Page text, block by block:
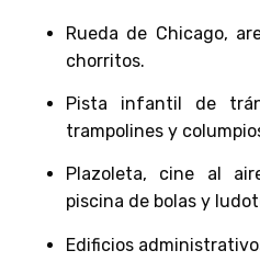
Rueda de Chicago,
chorritos.
Pista infantil de
trampolines y
Plazoleta, cine al
piscina de bolas y
Edificios